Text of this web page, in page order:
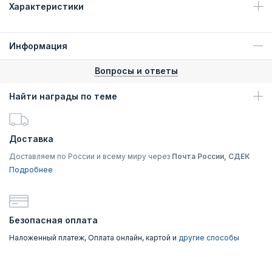
Характеристики
Информация
Вопросы и ответы
Найти награды по теме
Доставка
Доставляем по России и всему миру через Почта России, СДЕК
Подробнее
Безопасная оплата
Наложенный платеж, Оплата онлайн, картой и другие способы